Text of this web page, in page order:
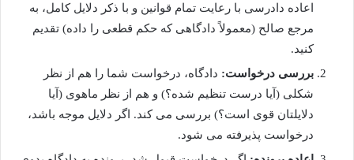
اعاده دادرسی با رعایت تمام قوانین و با ذکر دلایل کامل، به
مرجع صالح (معمولاً دادگاهی که حکم قطعی را داده) تقدیم
کنید.
بررسی درخواست: دادگاه، درخواست شما را هم از نظر
شکلی (آیا درست تنظیم شده؟) و هم از نظر ماهوی (آیا
دلایلتان قوی است؟) بررسی می کند. اگر دلایل موجه باشد،
درخواست پذیرفته می شود.